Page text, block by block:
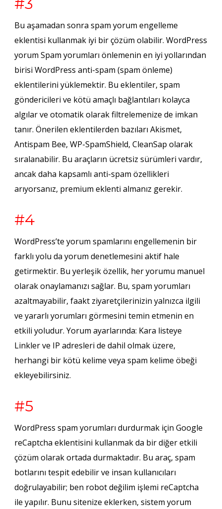
Bu aşamadan sonra spam yorum engelleme
eklentisi kullanmak iyi bir çözüm olabilir. WordPress
yorum Spam yorumları önlemenin en iyi yollarından
birisi WordPress anti-spam (spam önleme)
eklentilerini yüklemektir. Bu eklentiler, spam
göndericileri ve kötü amaçlı bağlantıları kolayca
algılar ve otomatik olarak filtrelemenize de imkan
tanır. Önerilen eklentilerden bazıları Akismet,
Antispam Bee, WP-SpamShield, CleanSap olarak
sıralanabilir. Bu araçların ücretsiz sürümleri vardır,
ancak daha kapsamlı anti-spam özellikleri
arıyorsanız, premium eklenti almanız gerekir.
#4
WordPress’te yorum spamlarını engellemenin bir
farklı yolu da yorum denetlemesini aktif hale
getirmektir. Bu yerleşik özellik, her yorumu manuel
olarak onaylamanızı sağlar. Bu, spam yorumları
azaltmayabilir, faakt ziyaretçilerinizin yalnızca ilgili
ve yararlı yorumları görmesini temin etmenin en
etkili yoludur. Yorum ayarlarında: Kara listeye
Linkler ve IP adresleri de dahil olmak üzere,
herhangi bir kötü kelime veya spam kelime öbeği
ekleyebilirsiniz.
#5
WordPress spam yorumları durdurmak için Google
reCaptcha eklentisini kullanmak da bir diğer etkili
çözüm olarak ortada durmaktadır. Bu araç, spam
botlarını tespit edebilir ve insan kullanıcıları
doğrulayabilir; ben robot değilim işlemi reCaptcha
ile yapılır. Bunu sitenize eklerken, sistem yorum